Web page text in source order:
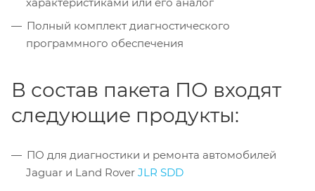
Полный комплект диагностического
программного обеспечения
В состав пакета ПО входят
следующие продукты:
ПО для диагностики и ремонта автомобилей
Jaguar и Land Rover JLR SDD